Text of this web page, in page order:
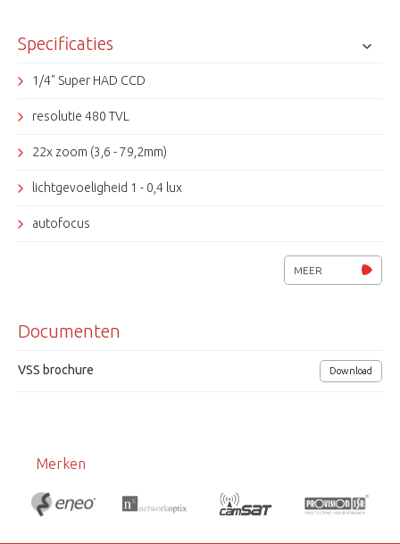
Specificaties
1/4" Super HAD CCD
resolutie 480 TVL
22x zoom (3,6 - 79,2mm)
lichtgevoeligheid 1 - 0,4 lux
autofocus
afmetingen (bxhxd) 61 x 60 x 154mm
MEER
Documenten
VSS brochure Download
Merken